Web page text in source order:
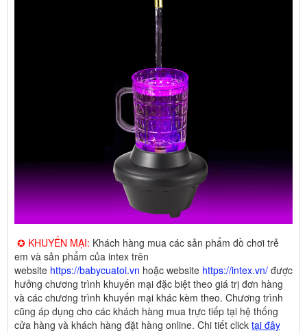
✪ KHUYẾN MẠI: Khách hàng mua các sản phẩm đồ chơi trẻ
em và sản phẩm của intex trên
website https://babycuatoi.vn hoặc website https://intex.vn/ được
hưởng chương trình khuyến mại đặc biệt theo giá trị đơn hàng
và các chương trình khuyến mại khác kèm theo. Chương trình
cũng áp dụng cho các khách hàng mua trực tiếp tại hệ thống
cửa hàng và khách hàng đặt hàng online. Chi tiết click tại đây